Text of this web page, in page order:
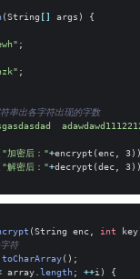
(String [] args )
{
;
;
串出各字符出现的字数
"加密后："+encrypt (enc 3
"解密后："+decrypt (dec 3
(String enc int key
符
toCharArray();
array length; ++i )
{